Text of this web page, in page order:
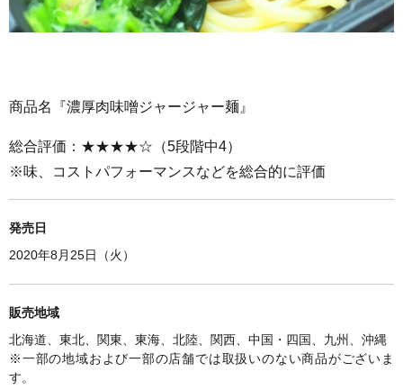
商品名『濃厚肉味噌ジャージャー麺』
総合評価：★★★★☆（5段階中4）
※味、コストパフォーマンスなどを総合的に評価
発売日
2020年8月25日（火）
販売地域
北海道、東北、関東、東海、北陸、関西、中国・四国、九州、沖縄
※一部の地域および一部の店舗では取扱いのない商品がございま
す。